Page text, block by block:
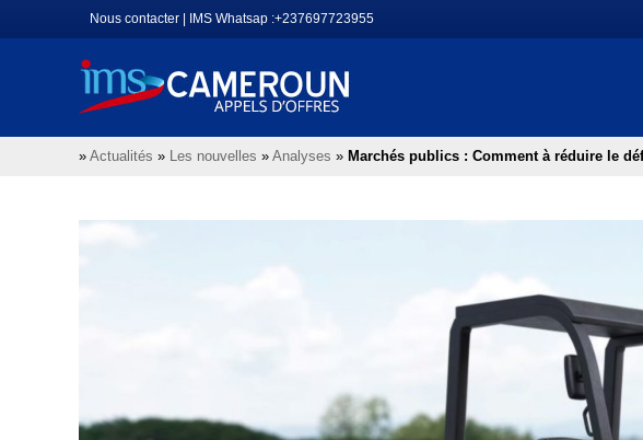
au
Nous contacter IMS Whatsap :+237697723955
» Actualités » Les nouvelles » Analyses » Marchés publics : Comment à réduire le